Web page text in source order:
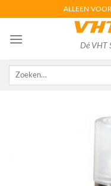
content
ALLEEN
Dé VHT
Zoeken